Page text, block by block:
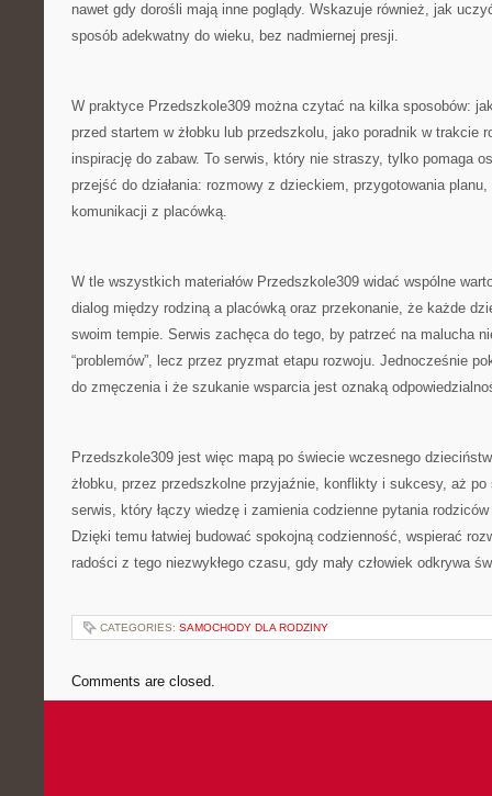
nawet gdy dorośli mają inne poglądy. Wskazuje również, jak
sposób adekwatny do wieku, bez nadmiernej presji.
W praktyce Przedszkole309 można czytać na kilka sposobów:
przed startem w żłobku lub przedszkolu, jako poradnik w trakcie
inspirację do zabaw. To serwis, który nie straszy, tylko pomaga
przejść do działania: rozmowy z dzieckiem, przygotowania
komunikacji z placówką.
W tle wszystkich materiałów Przedszkole309 widać wspólne
dialog między rodziną a placówką oraz przekonanie, że każde
swoim tempie. Serwis zachęca do tego, by patrzeć na malucha
“problemów”, lecz przez pryzmat etapu rozwoju. Jednocześnie
do zmęczenia i że szukanie wsparcia jest oznaką
Przedszkole309 jest więc mapą po świecie wczesnego
żłobku, przez przedszkolne przyjaźnie, konflikty i sukcesy, aż
serwis, który łączy wiedzę i zamienia codzienne pytania
Dzięki temu łatwiej budować spokojną codzienność, wspierać
radości z tego niezwykłego czasu, gdy mały człowiek odkrywa
CATEGORIES: SAMOCHODY DLA RODZINY
Comments are closed.